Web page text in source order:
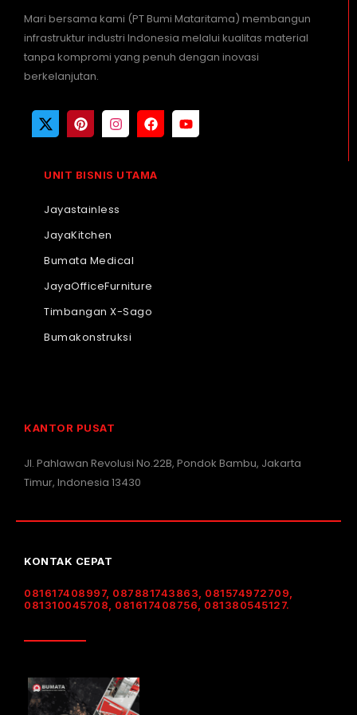
Mari bersama kami (PT Bumi Mataritama) membangun
infrastruktur industri Indonesia melalui kualitas material
tanpa kompromi yang penuh dengan inovasi
berkelanjutan.
UNIT BISNIS UTAMA
Jayastainless
JayaKitchen
Bumata Medical
JayaOfficeFurniture
Timbangan X-Sago
Bumakonstruksi
KANTOR PUSAT
Jl. Pahlawan Revolusi No.22B, Pondok Bambu, Jakarta
Timur, Indonesia 13430
KONTAK CEPAT
081617408997, 087881743863, 081574972709,
081310045708, 081617408756, 081380545127.